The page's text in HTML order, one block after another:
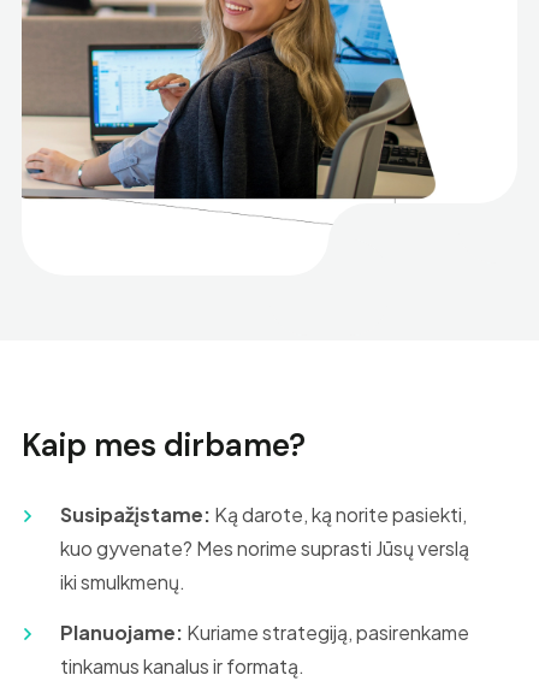
Kaip mes dirbame?
Susipažįstame: Ką darote, ką norite pasiekti,
kuo gyvenate? Mes norime suprasti Jūsų verslą
iki smulkmenų.
Planuojame: Kuriame strategiją, pasirenkame
tinkamus kanalus ir formatą.